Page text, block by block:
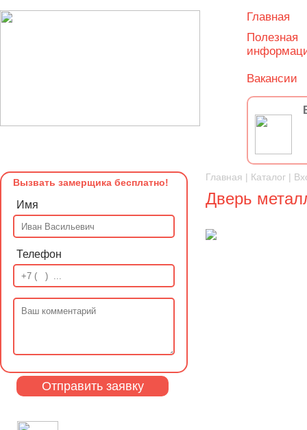
Главная
Полезная
Вакансии
Вызвать замерщика бесплатно!
Имя
Телефон
Главная | Каталог |
Дверь